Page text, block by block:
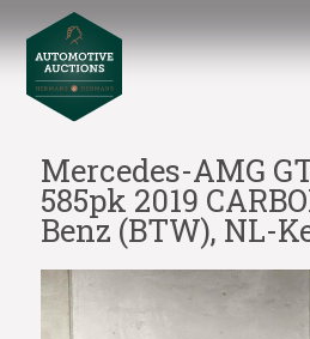
Mercedes-AMG
585pk 2019
Benz (BTW), NL-